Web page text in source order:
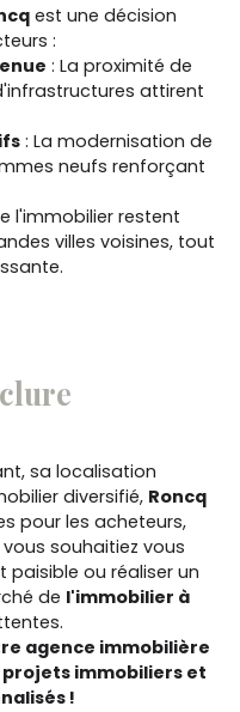
est une décision
:
: La proximité de
attirent
: La modernisation de
neufs renforçant
l'immobilier restent
villes voisines, tout
sa localisation
diversifié, Roncq
pour les acheteurs,
souhaitiez vous
paisible ou réaliser un
de l'immobilier à
agence immobilière
immobiliers et
!